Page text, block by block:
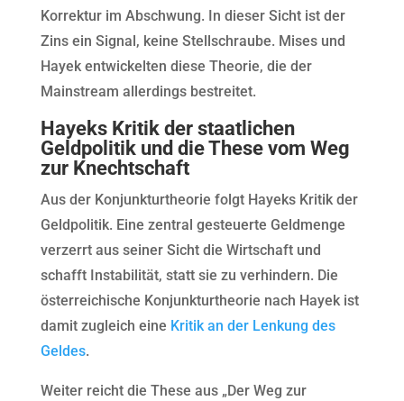
Korrektur im Abschwung. In dieser Sicht ist der
Zins ein Signal, keine Stellschraube. Mises und
Hayek entwickelten diese Theorie, die der
Mainstream allerdings bestreitet.
Hayeks Kritik der staatlichen
Geldpolitik und die These vom Weg
zur Knechtschaft
Aus der Konjunkturtheorie folgt Hayeks Kritik der
Geldpolitik. Eine zentral gesteuerte Geldmenge
verzerrt aus seiner Sicht die Wirtschaft und
schafft Instabilität, statt sie zu verhindern. Die
österreichische Konjunkturtheorie nach Hayek ist
damit zugleich eine Kritik an der Lenkung des
Geldes.
Weiter reicht die These aus „Der Weg zur